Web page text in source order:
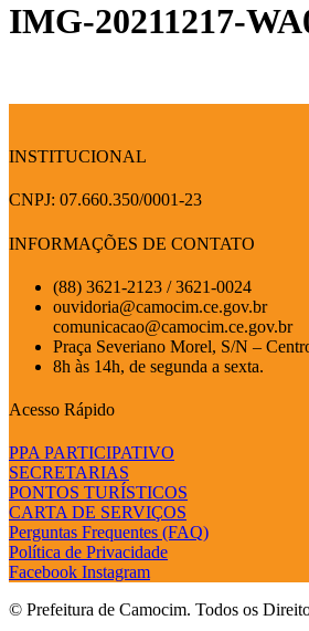
IMG-20211217-
INSTITUCIONAL
CNPJ: 07.660.350/0001-23
INFORMAÇÕES DE CONTATO
(88) 3621-2123 / 3621-0024
ouvidoria@camocim.ce.gov.br
comunicacao@camocim.ce.gov.br
Praça Severiano Morel, S/N –
8h às 14h, de segunda a sexta.
Acesso Rápido
PPA PARTICIPATIVO
SECRETARIAS
PONTOS TURÍSTICOS
CARTA DE SERVIÇOS
Perguntas Frequentes (FAQ)
Política de Privacidade
Facebook Instagram
© Prefeitura de Camocim. Todos os